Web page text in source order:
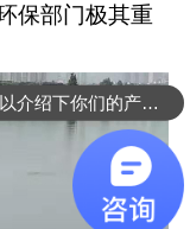
保部门极其重
可以介绍下你们的产品么